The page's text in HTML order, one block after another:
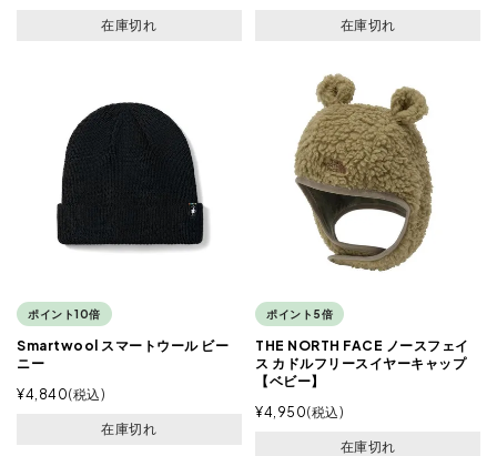
在庫切れ 在庫切れ
ポイント10倍
Smartwool スマートウール ビー
ニー
¥4,840 税込
在庫切れ
ポイント5倍
THE NORTH FACE ノースフェイ
ス カドルフリースイヤーキャップ
【ベビー】
¥4,950 税込
在庫切れ